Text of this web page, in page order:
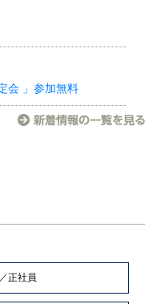
会 」参加無料
正社員